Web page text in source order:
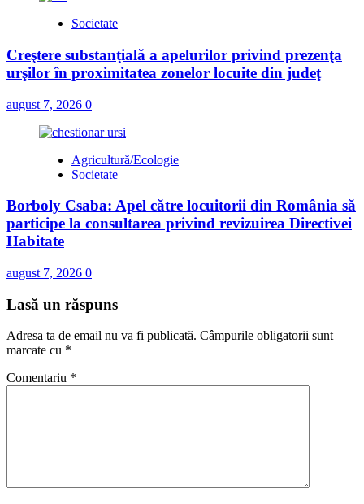
Societate
Creştere substanţială a apelurilor privind prezenţa
urşilor în proximitatea zonelor locuite din judeţ
august 7, 2026 0
Agricultură/Ecologie
Societate
Borboly Csaba: Apel către locuitorii din România să
participe la consultarea privind revizuirea Directivei
Habitate
august 7, 2026 0
Lasă un răspuns
Adresa ta de email nu va fi publicată. Câmpurile obligatorii sunt
marcate cu *
Comentariu *